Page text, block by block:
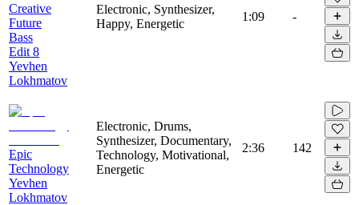
Creative
Future
Bass
Edit 8
Yevhen
Lokhmatov
Electronic, Synthesizer,
Happy, Energetic
1:09 -
Epic
Technology
Yevhen
Lokhmatov
Electronic, Drums,
Synthesizer, Documentary,
Technology, Motivational,
Energetic
2:36 142